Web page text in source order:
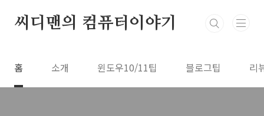
씨디맨의 컴퓨터이야기
홈 소개 윈도우10/11팁 블로그팁 리